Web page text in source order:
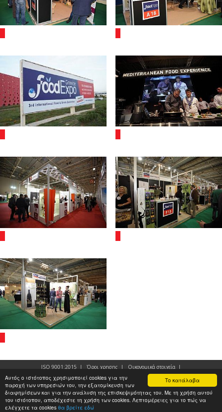
Το κατάλαβα
Αυτός ο ιστότοπος χρησιμοποιεί cookies για την
παροχή των υπηρεσιών του, την εξατομίκευση των
διαφημίσεων και για την ανάλυση της επισκεψιμότητας του. Με τη χρήση αυτού
του ιστότοπου, αποδέχεστε τη χρήση των cookies. Λεπτομέρειες για το πώς να
ελέγχετε τα cookies θα βρείτε εδώ
ISO 9001:2015 | Όροι χρησης | Οικονομικά στοιχεία |
Copyright © 2017 Expowork - All rights reserved